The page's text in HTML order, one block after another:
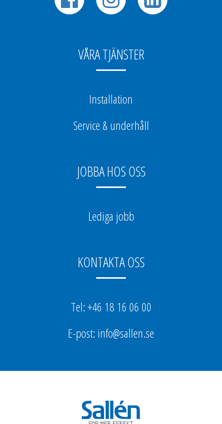
VÅRA TJÄNSTER
Installation
Service & underhåll
JOBBA HOS OSS
Lediga jobb
KONTAKTA OSS
Tel: +46 18 16 06 00
E-post: info@sallen.se